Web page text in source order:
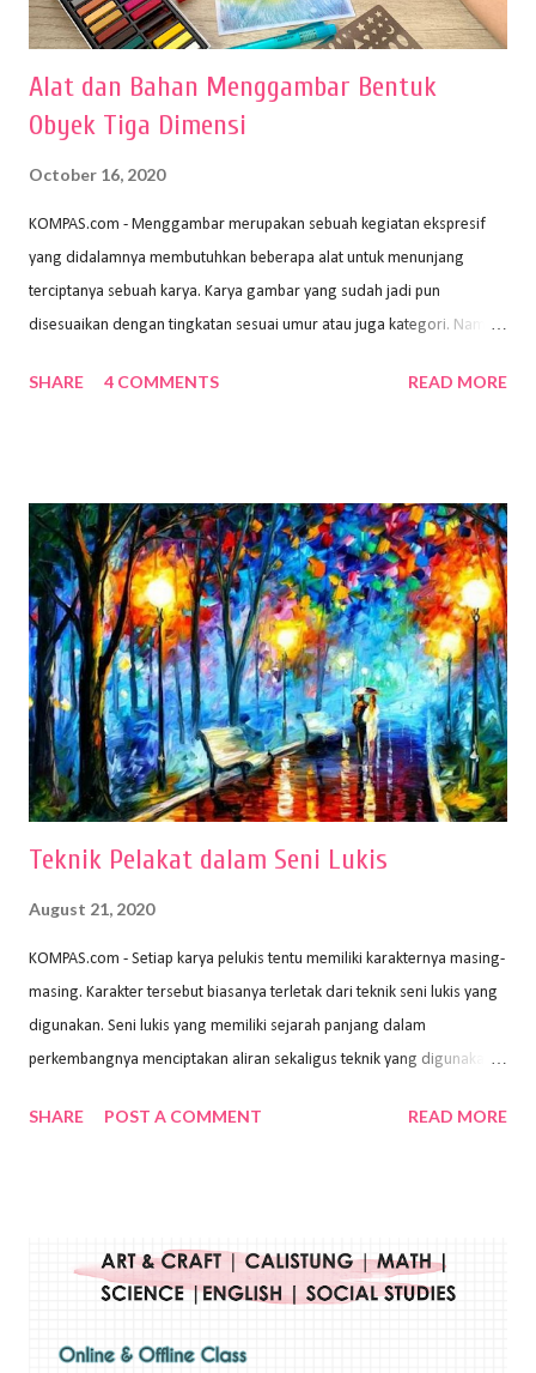
Alat dan Bahan Menggambar Bentuk
Obyek Tiga Dimensi
October 16, 2020
KOMPAS.com - Menggambar merupakan sebuah kegiatan ekspresif
yang didalamnya membutuhkan beberapa alat untuk menunjang
terciptanya sebuah karya. Karya gambar yang sudah jadi pun
disesuaikan dengan tingkatan sesuai umur atau juga kategori. Namun,
sehingga hasilnya bisa dilihat. Peran alat dan bahan sangat
memiliki spesifikasi berbeda sesuai jenisnya. Berikut peralatan
menggambar bentuk: 1. Kertas Gambar Kegiatan menggambar
membutuhkan kertas yang baik agar proses pembuatan gambar lebih
nyaman dan maksimal. Bahan kertas yang baik salah satu syaratnya
adalah tidak mudah sobek, mengingat menggambar merupakan
proses menggores dan menghapus. Kertas adalah bahan yang paling
ideal digunakan untuk menggambar. Dalam menggambar
menggunakan pen...
SHARE 4 COMMENTS READ MORE
Teknik Pelakat dalam Seni Lukis
August 21, 2020
KOMPAS.com - Setiap karya pelukis tentu memiliki karakternya masing-
masing. Karakter tersebut biasanya terletak dari teknik seni lukis yang
digunakan. Seni lukis yang memiliki sejarah panjang dalam
perkembangnya menciptakan aliran sekaligus teknik yang digunakan.
Wayan Kun Adnyana, teknik yang berbeda tentunya akan
menggunakan bahan dasar cat air, cat akrilik, atau cat minyak dengan
sapuan warna cat yang tebal. Dengan memberikan sapuan warna
pelukis untuk menghasilkan lukisan yang mempesona dan tentunya
SHARE POST A COMMENT READ MORE